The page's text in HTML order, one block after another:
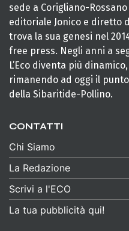
sede a Corigliano-
editoriale Jonico e diretto
trova la sua genesi nel
free press. Negli anni a
L’Eco diventa più
rimanendo ad oggi il
della Sibaritide-Pollino.
CONTATTI
Chi Siamo
La Redazione
Scrivi a l'ECO
La tua pubblicità qui!